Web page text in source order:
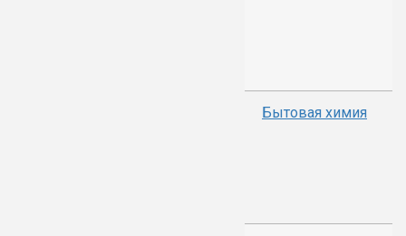
Бытовая химия